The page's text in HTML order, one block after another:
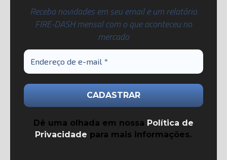
Receba novidades em seu email e um relatório
FIRE-DASH mensal com o que aconteceu no
mercado
Dê uma olhada em nossa Política de
Privacidade para mais informações.